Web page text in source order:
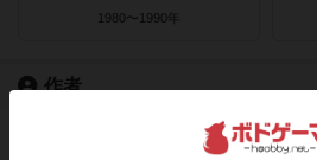
1980〜1990年
作者
ライナー・クニツィア